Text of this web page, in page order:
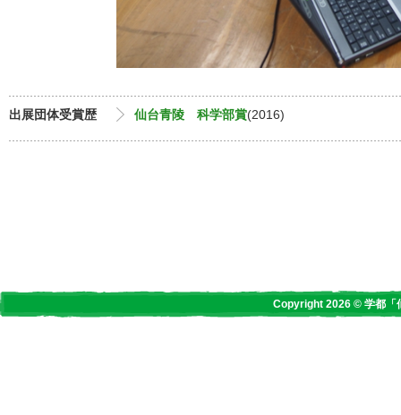
出展団体受賞歴 仙台青陵 科学部賞(2016)
Copyright 2026 © 学都「